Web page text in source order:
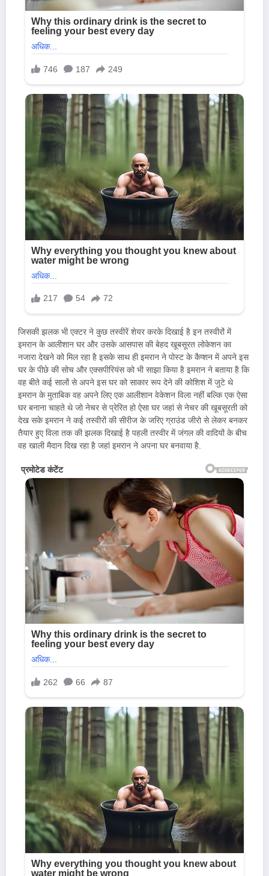
जिसकी झलक भी एक्टर ने कुछ तस्वीरें शेयर करके दिखाई है इन तस्वीरों में
इमरान के आलीशान घर और उसके आसपास की बेहद खूबसूरत लोकेशन का
नजारा देखने को मिल रहा है इसके साथ ही इमरान ने पोस्ट के कैप्शन में अपने इस
घर के पीछे की सोच और एक्सपीरियंस को भी साझा किया है इमरान ने बताया है कि
वह बीते कई सालों से अपने इस घर को साकार रूप देने की कोशिश में जुटे थे
इमरान के मुताबिक वह अपने लिए एक आलीशान वेकेशन विला नहीं बल्कि एक ऐसा
घर बनाना चाहते थे जो नेचर से प्रेरित हो ऐसा घर जहां से नेचर की खूबसूरती को
देख सके इमरान ने कई तस्वीरों की सीरीज के जरिए ग्राउंड जीरो से लेकर बनकर
तैयार हुए विला तक की झलक दिखाई है पहली तस्वीर में जंगल की वादियों के बीच
वह खाली मैदान दिख रहा है जहां इमरान ने अपना घर बनवाया है.